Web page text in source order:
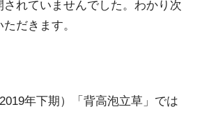
されていませんでした。わかり次
だきます。
年下期）「背高泡立草」では